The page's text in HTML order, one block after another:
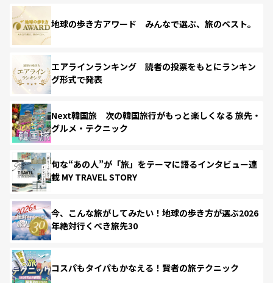
地球の歩き方アワード みんなで選ぶ、旅のベスト。
エアラインランキング 読者の投票をもとにランキン
グ形式で発表
Next韓国旅 次の韓国旅行がもっと楽しくなる 旅先・
グルメ・テクニック
旬な“あの人”が「旅」をテーマに語るインタビュー連
載 MY TRAVEL STORY
今、こんな旅がしてみたい！地球の歩き方が選ぶ2026
年絶対行くべき旅先30
コスパもタイパもかなえる！賢者の旅テクニック